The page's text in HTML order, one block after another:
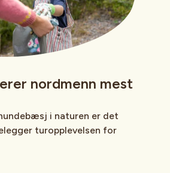
nordmenn mest
i naturen er det
turopplevelsen for